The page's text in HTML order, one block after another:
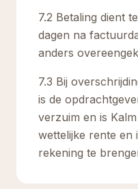
7.2 Betaling dient
dagen na
anders
7.3 Bij
is de
verzuim en is
wettelijke rente en
rekening te